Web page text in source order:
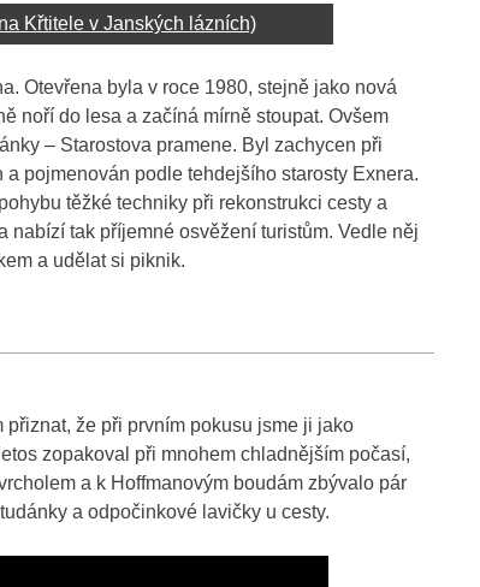
Křtitele v Janských lázních)
Otevřena byla v roce 1980, stejně jako nová
noří do lesa a začíná mírně stoupat. Ovšem
– Starostova pramene. Byl zachycen při
pojmenován podle tehdejšího starosty Exnera.
těžké techniky při rekonstrukci cesty a
nabízí tak příjemné osvěžení turistům. Vedle něj
a udělat si piknik.
že při prvním pokusu jsme ji jako
zopakoval při mnohem chladnějším počasí,
a k Hoffmanovým boudám zbývalo pár
a odpočinkové lavičky u cesty.